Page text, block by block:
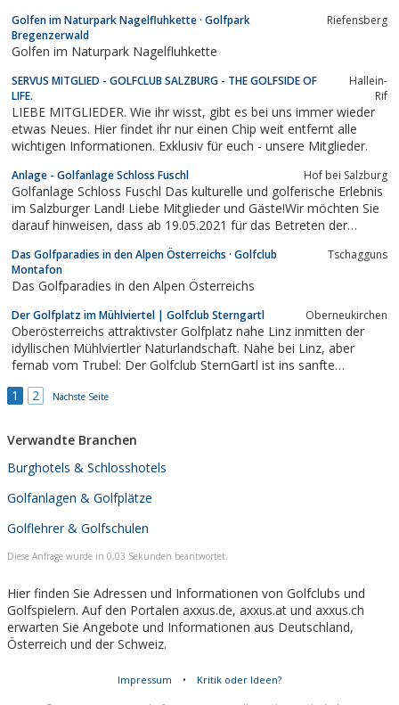
Putting-Green sowie Driving-Range verbessern Sie Ihr Handicap.
Golfen im Naturpark Nagelfluhkette · Golfpark
Bregenzerwald
Riefensberg
Golfen im Naturpark Nagelfluhkette
SERVUS MITGLIED - GOLFCLUB SALZBURG - THE GOLFSIDE OF
LIFE.
Hallein-
Rif
LIEBE MITGLIEDER. Wie ihr wisst, gibt es bei uns immer wieder
etwas Neues. Hier findet ihr nur einen Chip weit entfernt alle
wichtigen Informationen. Exklusiv für euch - unsere Mitglieder.
Anlage - Golfanlage Schloss Fuschl Hof bei Salzburg
Golfanlage Schloss Fuschl Das kulturelle und golferische Erlebnis
im Salzburger Land! Liebe Mitglieder und Gäste!Wir möchten Sie
darauf hinweisen, dass ab 19.05.2021 für das Betreten der
geimpft oder genesen) gilt. Der entsprechende Nachweis •
Impfungs-Nachweis•...
Das Golfparadies in den Alpen Österreichs · Golfclub
Montafon
Tschagguns
Das Golfparadies in den Alpen Österreichs
Der Golfplatz im Mühlviertel | Golfclub Sterngartl Oberneukirchen
Oberösterreichs attraktivster Golfplatz nahe Linz inmitten der
idyllischen Mühlviertler Naturlandschaft. Nahe bei Linz, aber
fernab vom Trubel: Der Golfclub SternGartl ist ins sanfte
1 2 Nächste Seite
Verwandte Branchen
Burghotels & Schlosshotels
Golfanlagen & Golfplätze
Golflehrer & Golfschulen
Diese Anfrage wurde in 0,03 Sekunden beantwortet.
Hier finden Sie Adressen und Informationen von Golfclubs und
Golfspielern. Auf den Portalen axxus.de, axxus.at und axxus.ch
erwarten Sie Angebote und Informationen aus Deutschland,
Österreich und der Schweiz.
Impressum • Kritik oder Ideen?